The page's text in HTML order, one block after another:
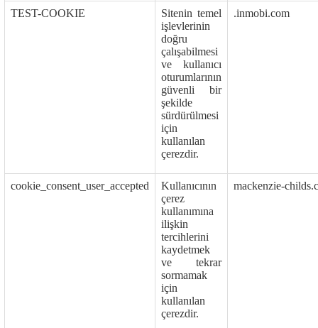
TEST-COOKIE
Sitenin temel
işlevlerinin
doğru
çalışabilmesi
ve kullanıcı
oturumlarının
güvenli bir
şekilde
sürdürülmesi
için
kullanılan
çerezdir.
.inmobi.com
cookie_consent_user_accepted
Kullanıcının
çerez
kullanımına
ilişkin
tercihlerini
kaydetmek
ve tekrar
sormamak
için
kullanılan
çerezdir.
mackenzie-